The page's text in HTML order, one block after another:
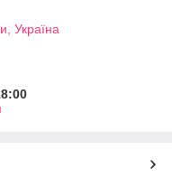
Україна